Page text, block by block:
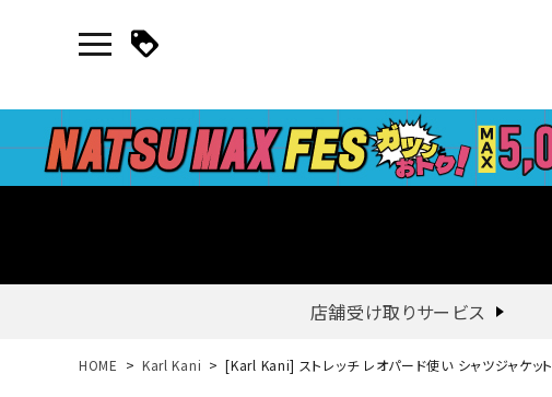
店舗受け取りサービス
新規会員登録｜ログイン
HOME Karl Kani [Karl Kani] ストレッチ レオパード使い シャツジャケット